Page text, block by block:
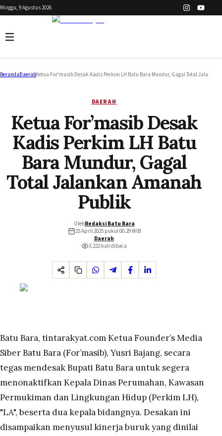
Minggu, 9 Agustus 2026
Beranda/Daerah
/Ketua For’masib Desak Kadis Perkim LH Batu Bara Mundur, Gagal Total
DAERAH
Ketua For’masib Desak
Kadis Perkim LH Batu
Bara Mundur, Gagal
Total Jalankan Amanah
Publik
OlehRedaksi Batu Bara
25 April 2025 pukul 00.29WIB
Daerah
3.222kali dibaca
Batu Bara, tintarakyat.com Ketua Founder’s Media
Siber Batu Bara (For’masib), Yusri Bajang, secara
tegas mendesak Bupati Batu Bara untuk segera
menonaktifkan Kepala Dinas Perumahan, Kawasan
Permukiman dan Lingkungan Hidup (Perkim LH),
"LA", beserta dua kepala bidangnya. Desakan ini
disampaikan menyusul kinerja buruk yang dinilai